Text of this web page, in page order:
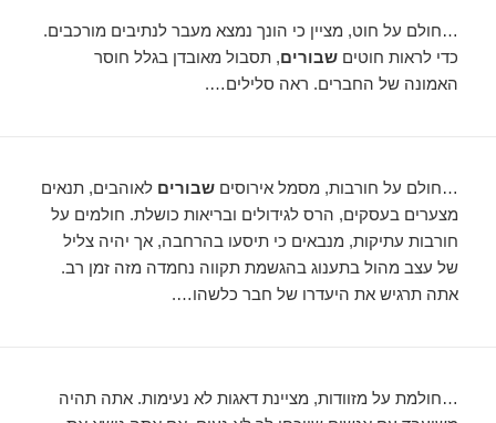
…חולם על חוט, מציין כי הונך נמצא מעבר לנתיבים מורכבים.
כדי לראות חוטיםשבורים, תסבול מאובדן בגלל חוסר
האמונה של החברים. ראה סלילים….
…חולם על חורבות, מסמל אירוסיםשבורים לאוהבים, תנאים
מצערים בעסקים, הרס לגידולים ובריאות כושלת. חולמים על
חורבות עתיקות, מנבאים כי תיסעו בהרחבה, אך יהיה צליל
של עצב מהול בתענוג בהגשמת תקווה נחמדה מזה זמן רב.
אתה תרגיש את היעדרו של חבר כלשהו….
…חולמת על מזוודות, מציינת דאגות לא נעימות. אתה תהיה